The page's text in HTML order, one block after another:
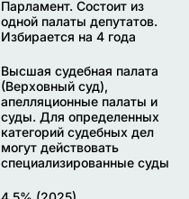
Парламент. Состоит из
одной палаты депутатов.
Избирается на 4 года
Высшая судебная палата
(Верховный суд),
апелляционные палаты и
суды. Для определенных
категорий судебных дел
могут действовать
специализированные суды